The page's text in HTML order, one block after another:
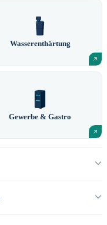
Wasserenthärtung
Gewerbe & Gastro